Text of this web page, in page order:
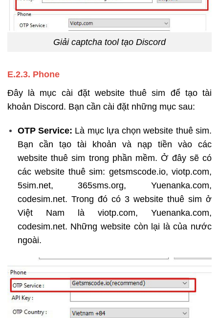
Giải captcha tool tạo Discord
E.2.3. Phone
Đây là mục cài đặt website thuê sim để tạo tài
khoản Discord. Bạn cần cài đặt những mục sau:
OTP Service: Là mục lựa chọn website thuê sim.
Bạn cần tạo tài khoản và nạp tiền vào các
website thuê sim trong phần mềm. Ở đây sẽ có
các website thuê sim: getsmscode.io, viotp.com,
5sim.net, 365sms.org, Yuenanka.com,
codesim.net. Trong đó có 3 website thuê sim ở
Việt Nam là viotp.com, Yuenanka.com,
codesim.net. Những website còn lại là của nước
ngoài.